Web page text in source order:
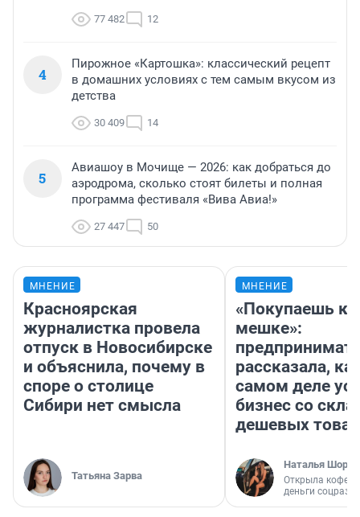
77 482 12
4
Пирожное «Картошка»: классический рецепт
в домашних условиях с тем самым вкусом из
детства
30 409 14
5
Авиашоу в Мочище — 2026: как добраться до
аэродрома, сколько стоят билеты и полная
программа фестиваля «Вива Авиа!»
27 447 50
МНЕНИЕ
Красноярская
журналистка провела
отпуск в Новосибирске
и объяснила, почему в
споре о столице
Сибири нет смысла
Татьяна Зарва
МНЕНИЕ
«Покупаешь
мешке»:
рассказала,
самом деле
бизнес со
дешевых
Наталья
Открыла
деньги